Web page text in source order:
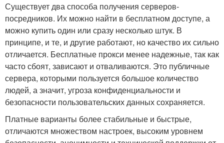
Существует два способа получения серверов-
посредников. Их можно найти в бесплатном доступе, а
можно купить один или сразу несколько штук. В
принципе, и те, и другие работают, но качество их сильно
отличается. Бесплатные прокси менее надежные, так как
часто сбоят, зависают и отваливаются. Это публичные
сервера, которыми пользуется большое количество
людей, а значит, угроза конфиденциальности и
безопасности пользовательских данных сохраняется.
Платные варианты более стабильные и быстрые,
отличаются множеством настроек, высоким уровнем